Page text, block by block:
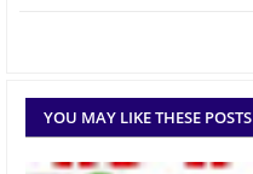
YOU MAY LIKE THESE POSTS